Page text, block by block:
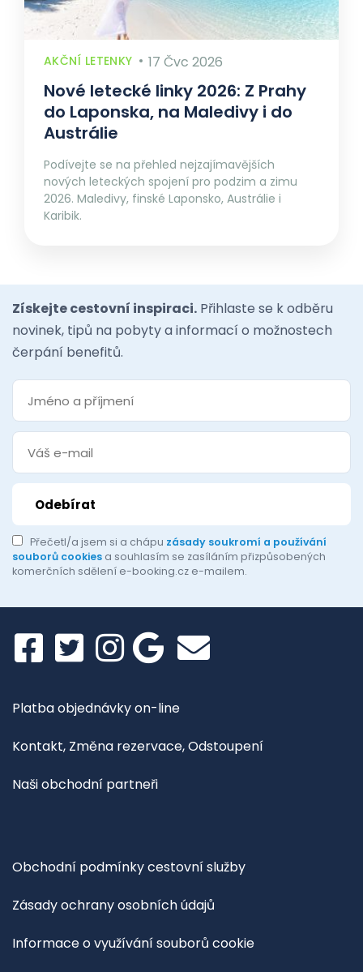
AKČNÍ LETENKY 17 Čvc 2026
Nové letecké linky 2026: Z Prahy
do Laponska, na Maledivy i do
Austrálie
Podívejte se na přehled nejzajímavějších
nových leteckých spojení pro podzim a zimu
2026. Maledivy, finské Laponsko, Austrálie i
Karibik.
Získejte cestovní inspiraci. Přihlaste se k odběru
novinek, tipů na pobyty a informací o možnostech
čerpání benefitů.
Přečetl/a jsem si a chápu zásady soukromí a používání
souborů cookies a souhlasím se zasíláním přizpůsobených
komerčních sdělení e-booking.cz e-mailem.
Platba objednávky on-line
Kontakt, Změna rezervace, Odstoupení
Naši obchodní partneři
Obchodní podmínky cestovní služby
Zásady ochrany osobních údajů
Informace o využívání souborů cookie